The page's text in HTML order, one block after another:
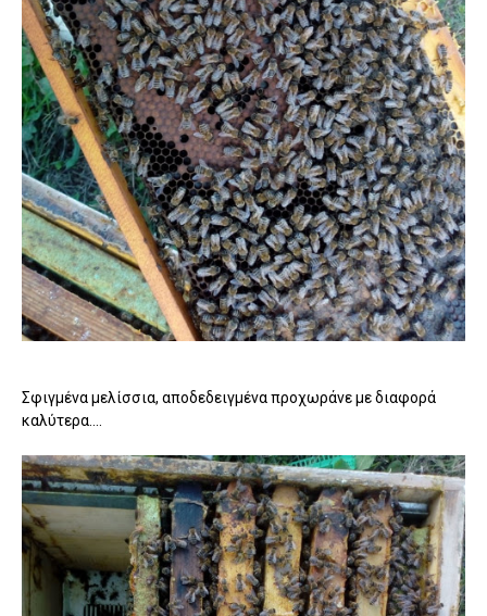
Σφιγμένα μελίσσια, αποδεδειγμένα προχωράνε με διαφορά
καλύτερα....